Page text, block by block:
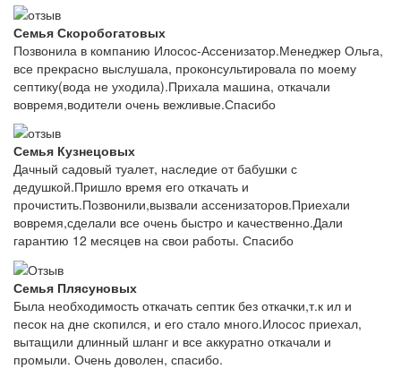
Семья Скоробогатовых
Позвонила в компанию Илосос-Ассенизатор.Менеджер Ольга,
все прекрасно выслушала, проконсультировала по моему
септику(вода не уходила).Прихала машина, откачали
вовремя,водители очень вежливые.Спасибо
Семья Кузнецовых
Дачный садовый туалет, наследие от бабушки с
дедушкой.Пришло время его откачать и
прочистить.Позвонили,вызвали ассенизаторов.Приехали
вовремя,сделали все очень быстро и качественно.Дали
гарантию 12 месяцев на свои работы. Спасибо
Семья Плясуновых
Была необходимость откачать септик без откачки,т.к ил и
песок на дне скопился, и его стало много.Илосос приехал,
вытащили длинный шланг и все аккуратно откачали и
промыли. Очень доволен, спасибо.